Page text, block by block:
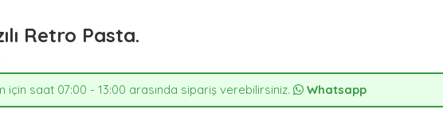
Retro Pasta.
için saat 07:00 - 13:00 arasında sipariş verebilirsiniz. Whatsapp